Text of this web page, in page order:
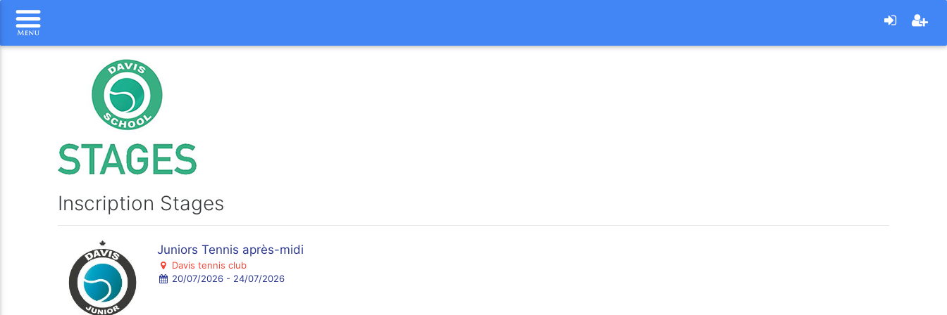
Inscription Stages
Juniors Tennis après-midi
Davis tennis club
20/07/2026 - 24/07/2026